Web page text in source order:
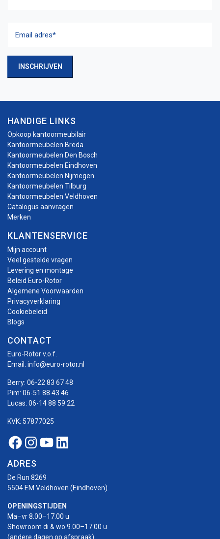
adres(Vereist)
INSCHRIJVEN
HANDIGE LINKS
Opkoop kantoormeubilair
Kantoormeubelen Breda
Kantoormeubelen Den Bosch
Kantoormeubelen Eindhoven
Kantoormeubelen Nijmegen
Kantoormeubelen Tilburg
Kantoormeubelen Veldhoven
Catalogus aanvragen
Merken
KLANTENSERVICE
Mijn account
Veel gestelde vragen
Levering en montage
Beleid Euro-Rotor
Algemene Voorwaarden
Privacyverklaring
Cookiebeleid
Blogs
CONTACT
Euro-Rotor v.o.f.
Email: info@euro-rotor.nl
Berry: 06-22 83 67 48
Pim: 06-51 88 43 46
Lucas: 06-14 88 59 22
KVK: 57877025
Facebook Euro-rotor
Instagram Euro-rotor
Youtube Euro-rotor
Linkedin Euro-rotor
ADRES
De Run 8269
5504 EM Veldhoven (Eindhoven)
OPENINGSTIJDEN
Ma–vr 8.00–17.00 u
Showroom di & wo 9.00–17.00 u
(andere dagen op afspraak)